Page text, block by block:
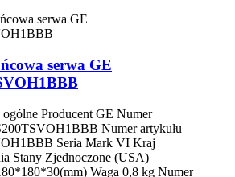
serwa GE
Producent GE Numer
Numer artykułu
Seria Mark VI Kraj
Stany Zjednoczone (USA)
Waga 0,8 kg Numer